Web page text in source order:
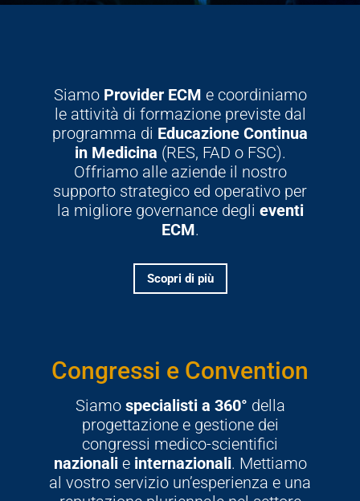
Siamo Provider ECM e coordiniamo
le attività di formazione previste dal
programma di Educazione Continua
in Medicina (RES, FAD o FSC).
Offriamo alle aziende il nostro
supporto strategico ed operativo per
la migliore governance degli eventi
ECM.
Scopri di più
Congressi e Convention
Siamo specialisti a 360° della
progettazione e gestione dei
congressi medico-scientifici
nazionalie internazionali. Mettiamo
al vostro servizio un’esperienza e una